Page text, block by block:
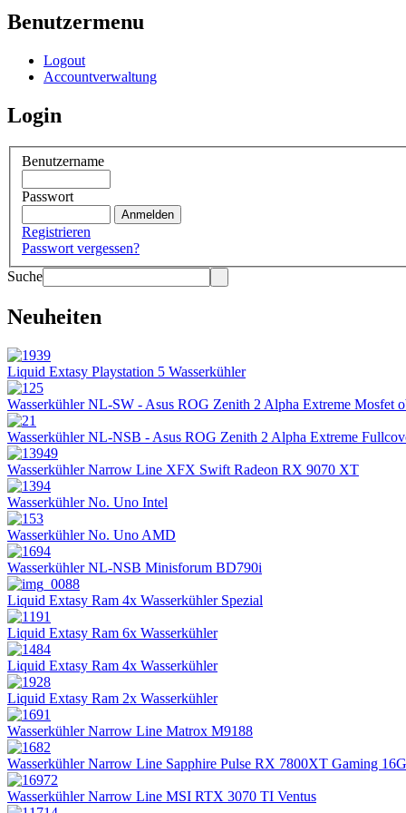
Benutzermenu
Logout
Accountverwaltung
Login
Benutzername
Passwort
Registrieren
Passwort vergessen?
Suche
Neuheiten
Liquid Extasy Playstation 5 Wasserkühler
Wasserkühler NL-SW - Asus ROG Zenith 2 Alpha Extreme Mosfet
Wasserkühler NL-NSB - Asus ROG Zenith 2 Alpha Extreme
Wasserkühler Narrow Line XFX Swift Radeon RX 9070 XT
Wasserkühler No. Uno Intel
Wasserkühler No. Uno AMD
Wasserkühler NL-NSB Minisforum BD790i
Liquid Extasy Ram 4x Wasserkühler Spezial
Liquid Extasy Ram 6x Wasserkühler
Liquid Extasy Ram 4x Wasserkühler
Liquid Extasy Ram 2x Wasserkühler
Wasserkühler Narrow Line Matrox M9188
Wasserkühler Narrow Line Sapphire Pulse RX 7800XT Gaming 16G
Wasserkühler Narrow Line MSI RTX 3070 TI Ventus